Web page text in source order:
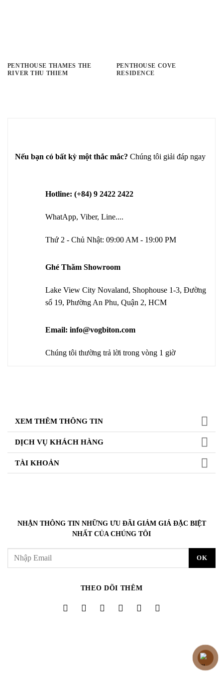
PENTHOUSE THAMES THE
RIVER THU THIEM
PENTHOUSE COVE
RESIDENCE
Nếu bạn có bất kỳ một thắc mắc? Chúng tôi giải đáp ngay
Hotline: (+84) 9 2422 2422
WhatApp, Viber, Line....
Thứ 2 - Chủ Nhật: 09:00 AM - 19:00 PM
Ghé Thăm Showroom
Lake View City Novaland, Shophouse 1-3, Đường
số 19, Phường An Phu, Quận 2, HCM
Email: info@vogbiton.com
Chúng tôi thường trả lời trong vòng 1 giờ
XEM THÊM THÔNG TIN
DỊCH VỤ KHÁCH HÀNG
TÀI KHOẢN
NHẬN THÔNG TIN NHỮNG ƯU ĐÃI GIẢM GIÁ ĐẶC BIỆT
NHẤT CỦA CHÚNG TÔI
THEO DÕI THÊM